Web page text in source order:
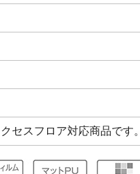
セスフロア対応商品です。